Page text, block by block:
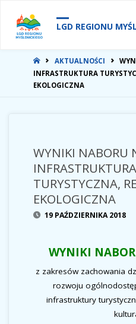
LGD REGIONU
STRONA
GŁÓWNA
AKTUALNOŚCI
INFRASTRUKTURA
EKOLOGICZNA
WYNIKI NABORU
INFRASTRUKTURA
TURYSTYCZNA,
EKOLOGICZNA
19 PAŹDZIERNIKA 2018
WYNIKI
z zakresów zachowania
rozwoju
infrastruktury